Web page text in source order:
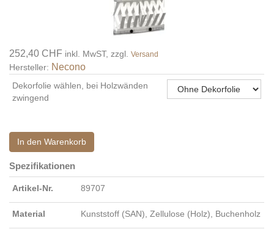
252,40 CHF inkl. MwST, zzgl. Versand
Hersteller: Necono
Dekorfolie wählen, bei Holzwänden
zwingend
In den Warenkorb
Spezifikationen
Artikel-Nr. 89707
Material Kunststoff (SAN), Zellulose (Holz), Buchenholz